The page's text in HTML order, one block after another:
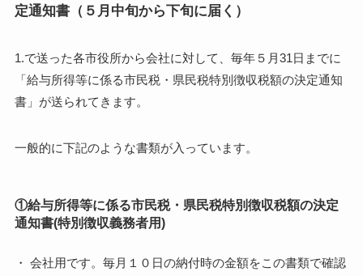
定通知書（５月中旬から下旬に届く）
1.で送った各市役所から会社に対して、毎年５月31日までに
「給与所得等に係る市民税・県民税特別徴収税額の決定通知
書」が送られてきます。
一般的に下記のような書類が入っています。
①給与所得等に係る市民税・県民税特別徴収税額の決定
通知書(特別徴収義務者用)
・ 会社用です。毎月１０日の納付時の金額をこの書類で確認